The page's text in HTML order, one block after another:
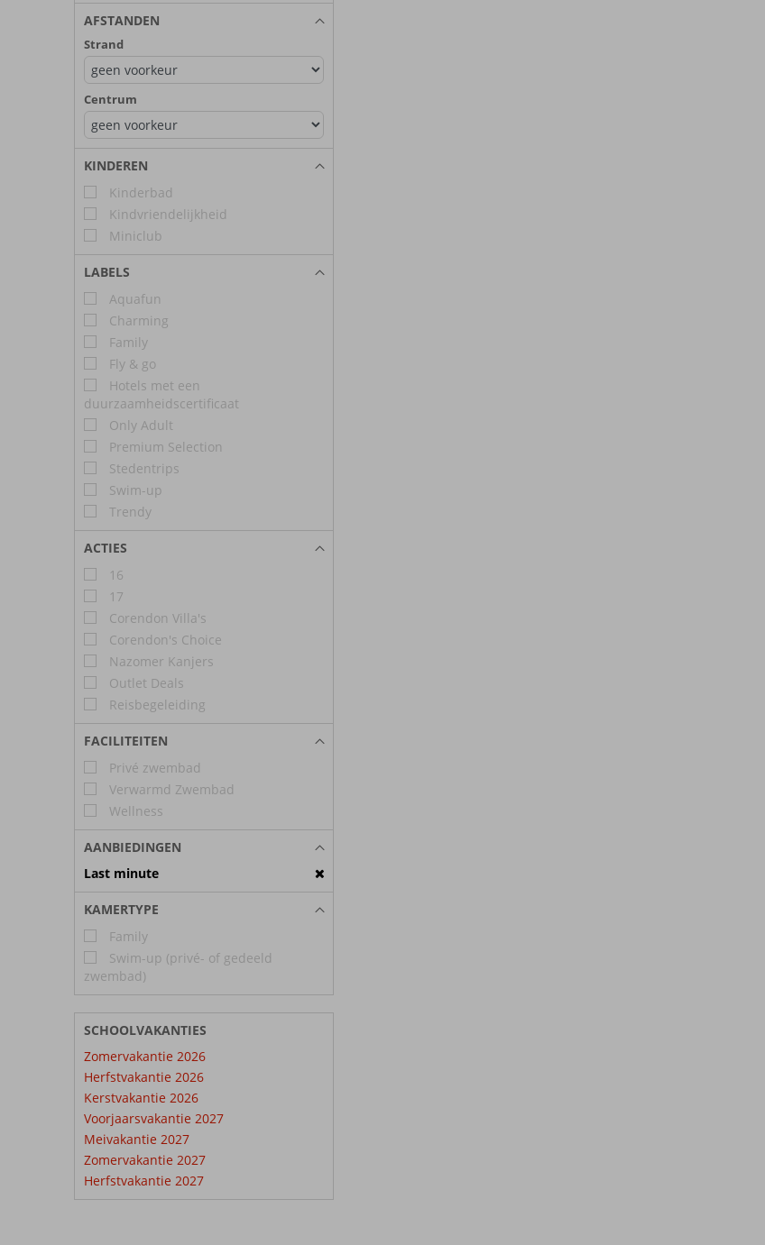
AFSTANDEN
Strand
Centrum
KINDEREN
Kinderbad
Kindvriendelijkheid
Miniclub
LABELS
Aquafun
Charming
Family
Fly & go
Hotels met een
duurzaamheidscertificaat
Only Adult
Premium Selection
Stedentrips
Swim-up
Trendy
ACTIES
16
17
Corendon Villa's
Corendon's Choice
Nazomer Kanjers
Outlet Deals
Reisbegeleiding
FACILITEITEN
Privé zwembad
Verwarmd Zwembad
Wellness
AANBIEDINGEN
Last minute
KAMERTYPE
Family
Swim-up (privé- of gedeeld
zwembad)
SCHOOLVAKANTIES
Zomervakantie 2026
Herfstvakantie 2026
Kerstvakantie 2026
Voorjaarsvakantie 2027
Meivakantie 2027
Zomervakantie 2027
Herfstvakantie 2027